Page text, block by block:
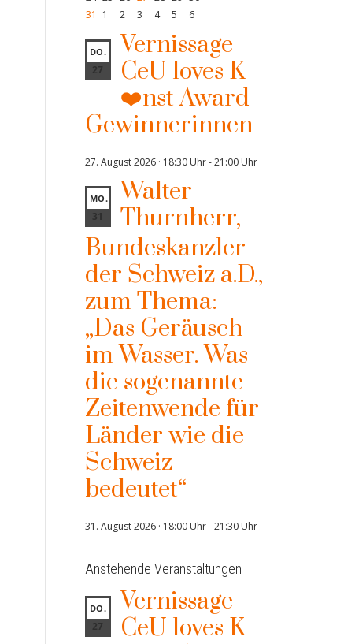
31
1 2 3 4 5 6
DO.
27
Vernissage
CeU loves K
❤️nst Award
Gewinnerinnen
27. August 2026 · 18:30 Uhr-21:00 Uhr
MO.
31
Walter
Thurnherr,
Bundeskanzler
der Schweiz a.D.,
zum Thema:
„Das Geräusch
im Wasser. Was
die sogenannte
Zeitenwende für
Länder wie die
Schweiz
bedeutet“
31. August 2026 · 18:00 Uhr-21:30 Uhr
Anstehende Veranstaltungen
DO.
27
Vernissage
CeU loves K